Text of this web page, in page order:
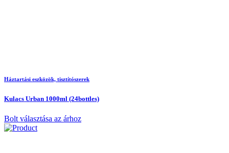
Háztartási eszközök, tisztítószerek
Kulacs Urban 1000ml (24bottles)
Bolt választása az árhoz